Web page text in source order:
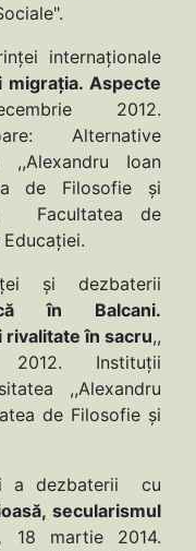
internaţionale
migraţia. Aspecte
2012.
Alternative
,,Alexandru Ioan
de Filosofie şi
Facultatea de
şi dezbaterii
în Balcani.
în sacru,,
Instituţii
,,Alexandru
de Filosofie şi
a dezbaterii cu
secularismul
18 martie 2014.